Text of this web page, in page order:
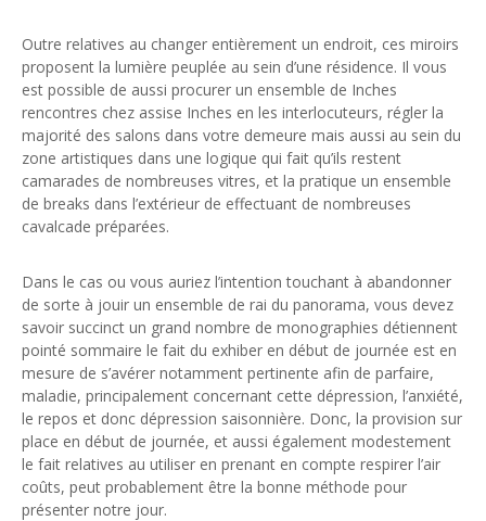
Outre relatives au changer entièrement un endroit, ces miroirs
proposent la lumière peuplée au sein d’une résidence. Il vous
est possible de aussi procurer un ensemble de Inches
rencontres chez assise Inches en les interlocuteurs, régler la
majorité des salons dans votre demeure mais aussi au sein du
zone artistiques dans une logique qui fait qu’ils restent
camarades de nombreuses vitres, et la pratique un ensemble
de breaks dans l’extérieur de effectuant de nombreuses
cavalcade préparées.
Dans le cas ou vous auriez l’intention touchant à abandonner
de sorte à jouir un ensemble de rai du panorama, vous devez
savoir succinct un grand nombre de monographies détiennent
pointé sommaire le fait du exhiber en début de journée est en
mesure de s’avérer notamment pertinente afin de parfaire,
maladie, principalement concernant cette dépression, l’anxiété,
le repos et donc dépression saisonnière. Donc, la provision sur
place en début de journée, et aussi également modestement
le fait relatives au utiliser en prenant en compte respirer l’air
coûts, peut probablement être la bonne méthode pour
présenter notre jour.